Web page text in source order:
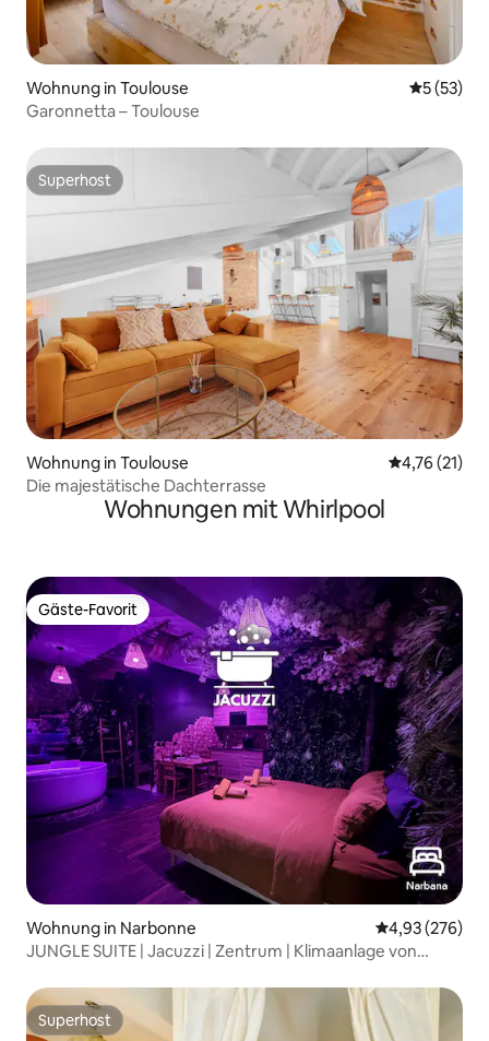
Wohnung in Toulouse
5 (53)
Garonnetta – Toulouse
Superhost
Superhost
Wohnung in Toulouse
4,76 (21)
Die majestätische Dachterrasse
Wohnungen mit Whirlpool
Gäste-Favorit
Gäste-Favorit
Wohnung in Narbonne
4,93 (276)
JUNGLE SUITE | Jacuzzi | Zentrum | Klimaanlage von
Superhost
Superhost